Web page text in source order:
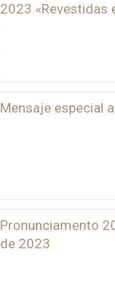
2023 «Revestidas
Mensaje especial
Pronunciamento
de 2023